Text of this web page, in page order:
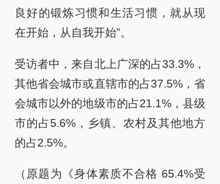
良好的锻炼习惯和生活习惯，就从现
在开始，从自我开始”。
受访者中，来自北上广深的占33.3%，
其他省会城市或直辖市的占37.5%，省
会城市以外的地级市的占21.1%，县级
市的占5.6%，乡镇、农村及其他地方
的占2.5%。
（原题为《身体素质不合格 65.4%受